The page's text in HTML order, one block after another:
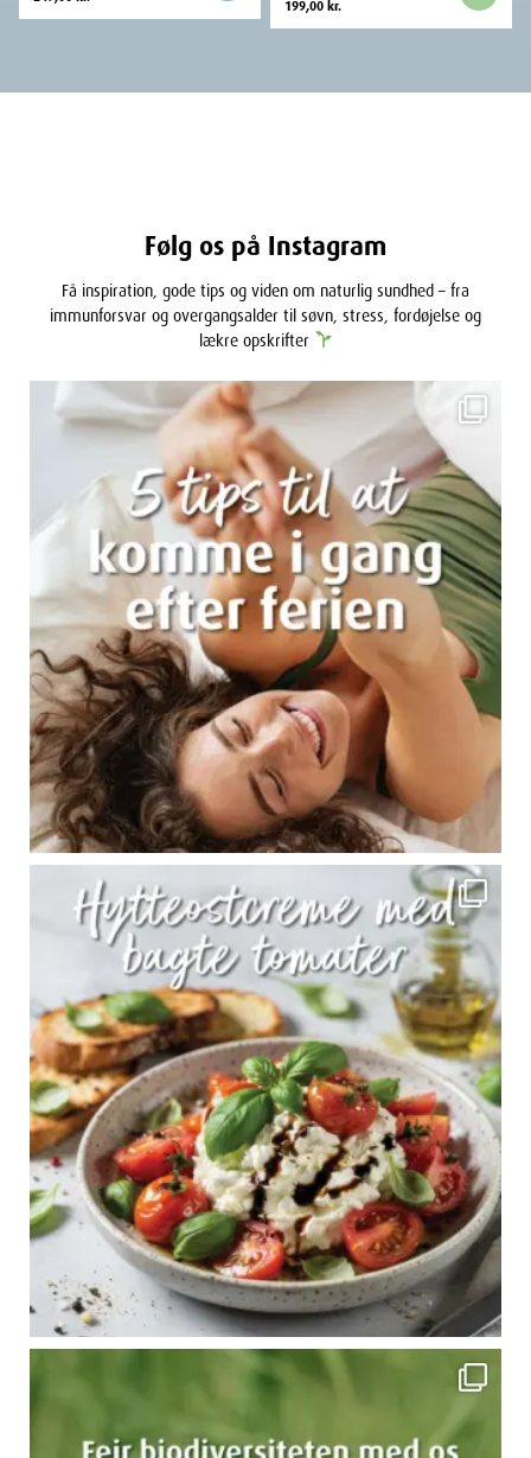
Følg os på Instagram
Få inspiration, gode tips og viden om naturlig sundhed – fra
immunforsvar og overgangsalder til søvn, stress, fordøjelse og
lækre opskrifter